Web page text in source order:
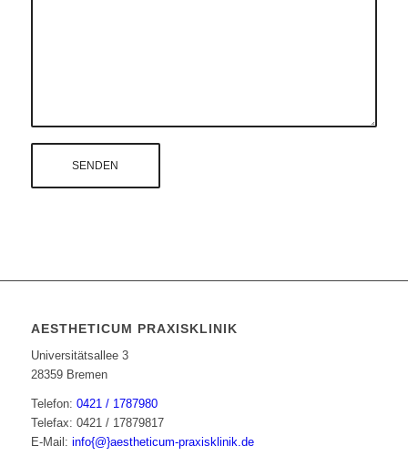
AESTHETICUM PRAXISKLINIK
Universitätsallee 3
28359 Bremen
Telefon: 0421 / 1787980
Telefax: 0421 / 17879817
E-Mail: info{@}aestheticum-praxisklinik.de